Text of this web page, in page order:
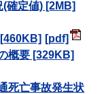
確定値) [2MB]
概要 [329KB]
死亡事故発生状